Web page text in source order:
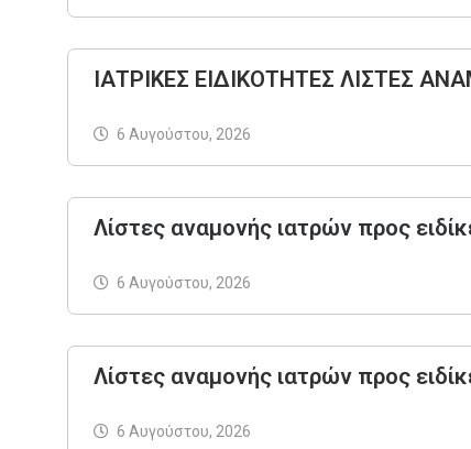
ΙΑΤΡΙΚΕΣ ΕΙΔΙΚΟΤΗΤΕΣ ΛΙΣΤΕΣ
6 Αυγούστου, 2026
Λίστες αναμονής ιατρών προς
6 Αυγούστου, 2026
Λίστες αναμονής ιατρών προς
6 Αυγούστου, 2026